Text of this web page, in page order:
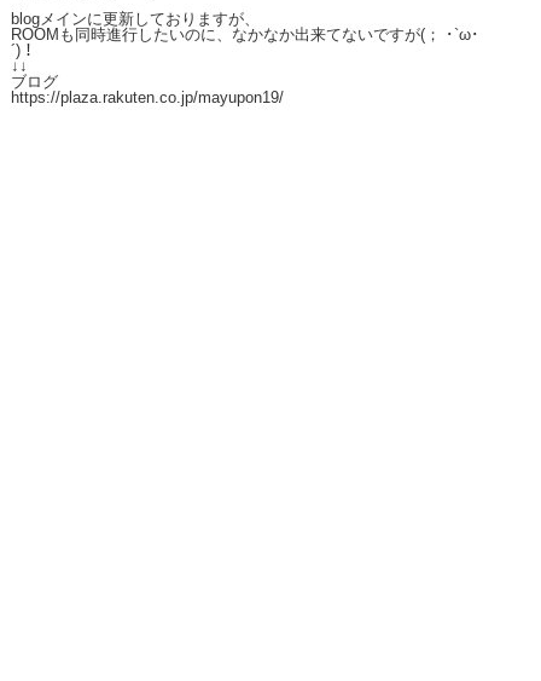
blogメインに更新しておりますが、
ROOMも同時進行したいのに、なかなか出来てないですが(； ･`ω･
´)！
↓↓
ブログ
https://plaza.rakuten.co.jp/mayupon19/